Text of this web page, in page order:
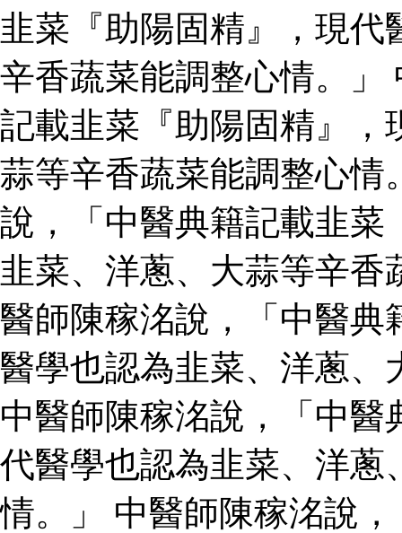
韭菜『助陽固精』，現代
辛香蔬菜能調整心情。」
記載韭菜『助陽固精』，
蒜等辛香蔬菜能調整心情
說，「中醫典籍記載韭菜
韭菜、洋蔥、大蒜等辛
醫師陳稼洺說，「中醫典
醫學也認為韭菜、洋蔥、
中醫師陳稼洺說，「中
代醫學也認為韭菜、洋蔥
情。」 中醫師陳稼洺說